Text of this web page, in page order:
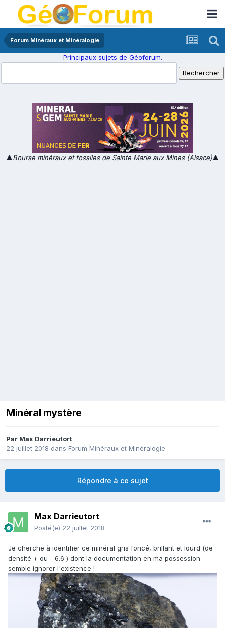
Forum Minéraux et Minéralogie
Principaux sujets de Géoforum.
▲Bourse minéraux et fossiles de Sainte Marie aux Mines (Alsace)▲
Minéral mystère
Par Max Darrieutort
22 juillet 2018 dans Forum Minéraux et Minéralogie
Répondre à ce sujet
Max Darrieutort
Posté(e) 22 juillet 2018
Je cherche à identifier ce minéral gris foncé, brillant et lourd (de
densité + ou - 6.6 ) dont la documentation en ma possession
semble ignorer l'existence !